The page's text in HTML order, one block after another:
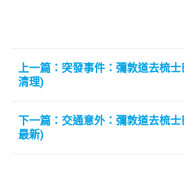
上一篇：突發事件：彌敦道去梳
清理)
下一篇：交通意外：彌敦道去梳
最新)